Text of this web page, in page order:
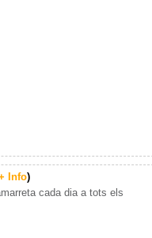
Info)
cada dia a tots els